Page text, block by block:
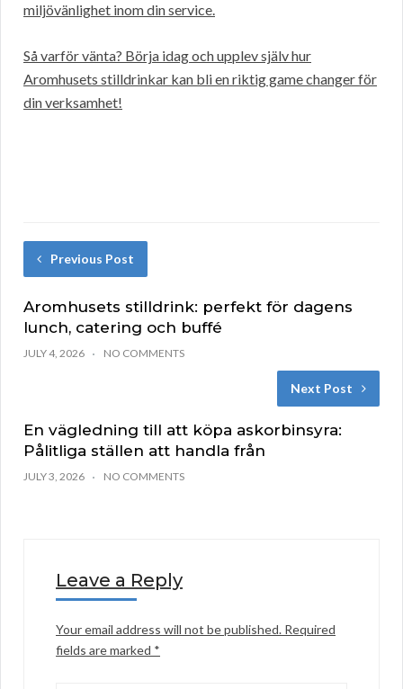
miljövänlighet inom din service.
Så varför vänta? Börja idag och upplev själv hur
Aromhusets stilldrinkar kan bli en riktig game changer för
din verksamhet!
Previous Post
Aromhusets stilldrink: perfekt för dagens
lunch, catering och buffé
JULY 4, 2026 NO COMMENTS
Next Post
En vägledning till att köpa askorbinsyra:
Pålitliga ställen att handla från
JULY 3, 2026 NO COMMENTS
Leave a Reply
Your email address will not be published. Required
fields are marked *